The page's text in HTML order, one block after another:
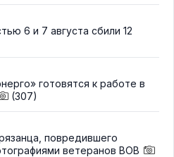
6 и 7 августа сбили 12
готовятся к работе в
(307)
повредившего
ветеранов ВОВ